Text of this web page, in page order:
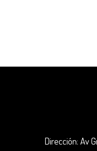
Dirección: Av